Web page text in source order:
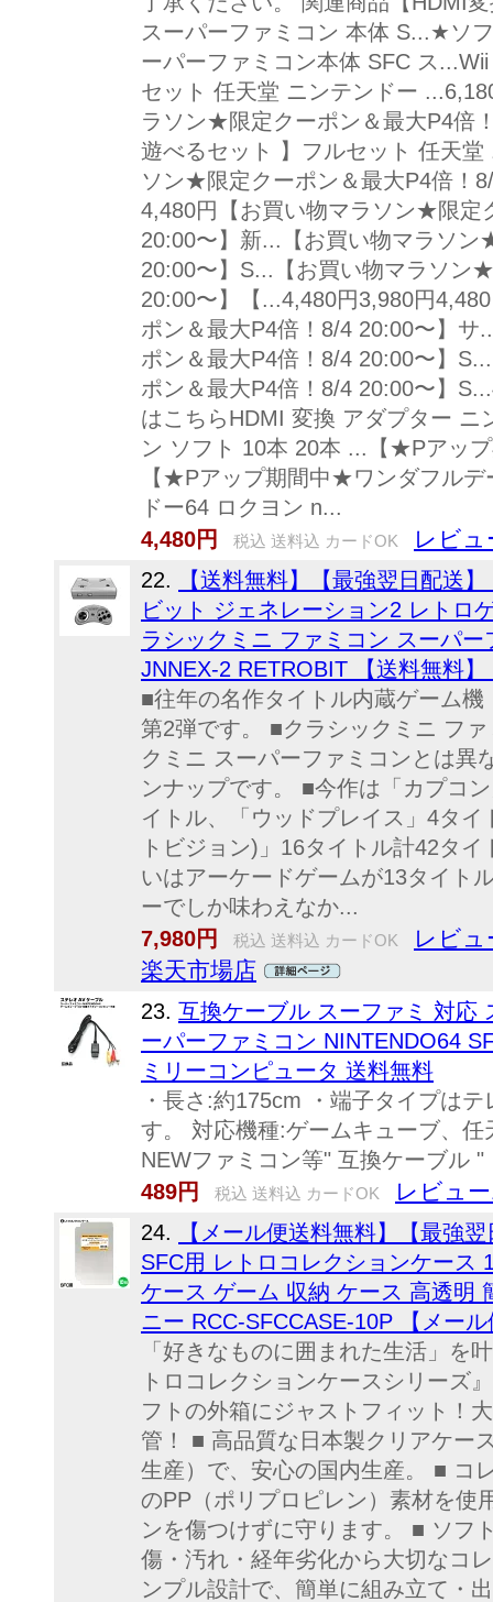
スーパーファミコン 本体 S...★ソ
ーパーファミコン本体 SFC ス
セット 任天堂 ニンテンドー
ラソン★限定クーポン＆最大P4倍
遊べるセット 】フルセット 任天
ソン★限定クーポン＆最大P4倍！
4,480円【お買い物マラソン★限定
20:00〜】新...【お買い物マラソ
20:00〜】S...【お買い物マラソン
20:00〜】【...4,480円3,980円
ポン＆最大P4倍！8/4 20:00〜】
ポン＆最大P4倍！8/4 20:00〜】
ポン＆最大P4倍！8/4 20:00〜】
はこちらHDMI 変換 アダプター
ン ソフト 10本 20本 ...【★Pアッ
【★Pアップ期間中★ワンダフル
ドー64 ロクヨン n...
4,480円
税込 送料込 カードOK レビュ
22.
【送料無料】【最強翌日配送
ビット ジェネレーション2 レトロ
ラシックミニ ファミコン スーパ
JNNEX-2 RETROBIT 【送料無料
■往年の名作タイトル内蔵ゲーム
第2弾です。 ■クラシックミニ フ
クミニ スーパーファミコンとは異
ンナップです。 ■今作は「カプコ
イトル、「ウッドプレイス」4タ
トビジョン)」16タイトル計42タ
いはアーケードゲームが13タイト
ーでしか味わえなか...
7,980円
税込 送料込 カードOK
レビュ
楽天市場店
23. 互換ケーブル スーファミ 対応
ーパーファミコン NINTENDO64
ミリーコンピュータ 送料無料
・長さ:約175cm ・端子タイプは
す。 対応機種:ゲームキューブ、
NEWファミコン等" 互換ケーブル "
489円
税込 送料込 カードOK レビュ
24.
【メール便送料無料】【最強
SFC用 レトロコレクションケース
ケース ゲーム 収納 ケース 高透明
ニー RCC-SFCCASE-10P 【メー
「好きなものに囲まれた生活」を
トロコレクションケースシリーズ
フトの外箱にジャストフィット！
管！ ■ 高品質な日本製クリアケー
生産）で、安心の国内生産。 ■ コ
のPP（ポリプロピレン）素材を使
ンを傷つけずに守ります。 ■ ソフ
傷・汚れ・経年劣化から大切なコ
ンプル設計で、簡単に組み立て・